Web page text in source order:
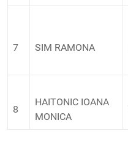
7 SIM RAMONA
8
HAITONIC IOANA
MONICA